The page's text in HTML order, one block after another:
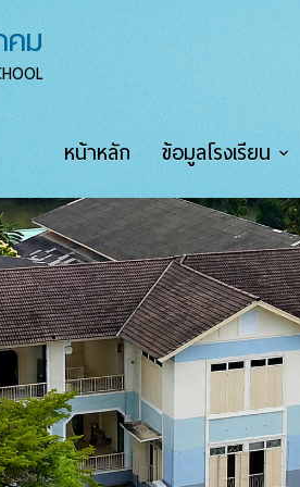
คม
หน้าหลัก ข้อมูลโรงเรียน